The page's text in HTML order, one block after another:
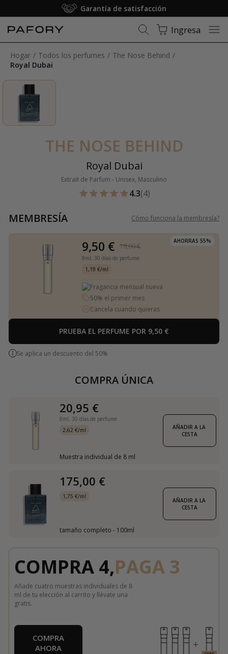
Garantía de satisfacción
Ingresa
Hogar Todos los perfumes
The Nose Behind
Royal Dubai
THE NOSE BEHIND
Royal Dubai
Extrait de Parfum - Unisex, Masculino
4.3(4)
MEMBRESÍA Cómo funciona la membresía?
AHORRAS 55%
9,50 € 19,00 €
8ml, 30 días de perfume
1,19 €/ml
Fragancia mensual nueva
50% el primer mes
Cancela cuando quieras
PRUEBA EL PERFUME POR 9,50 €
Se aplica un descuento del 50%
COMPRA ÚNICA
20,95 €
8ml, 30 días de perfume
2,62 €/ml
Muestra individual de 8 ml
AÑADIR A LA
CESTA
175,00 €
1,75 €/ml
tamaño completo - 100ml
AÑADIR A LA
CESTA
COMPRA 4,PAGA 3
Añade cuatro muestras individuales de 8
ml de tu elección al carrito y llévate una
gratis.
COMPRA
AHORA